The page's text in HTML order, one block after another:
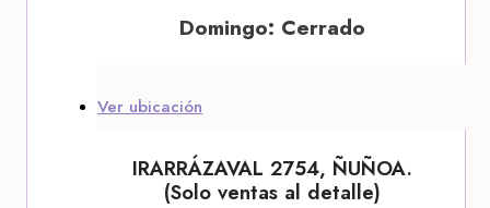
Domingo: Cerrado
Ver ubicación
IRARRÁZAVAL 2754, ÑUÑOA.
(Solo ventas al detalle)